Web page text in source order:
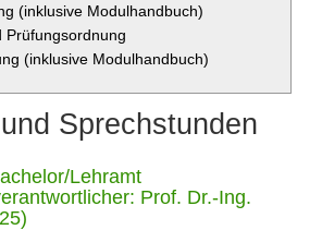
(inklusive Modulhandbuch)
Prüfungsordnung
(inklusive Modulhandbuch)
Sprechstunden
Lehramt
Prof. Dr.-Ing.